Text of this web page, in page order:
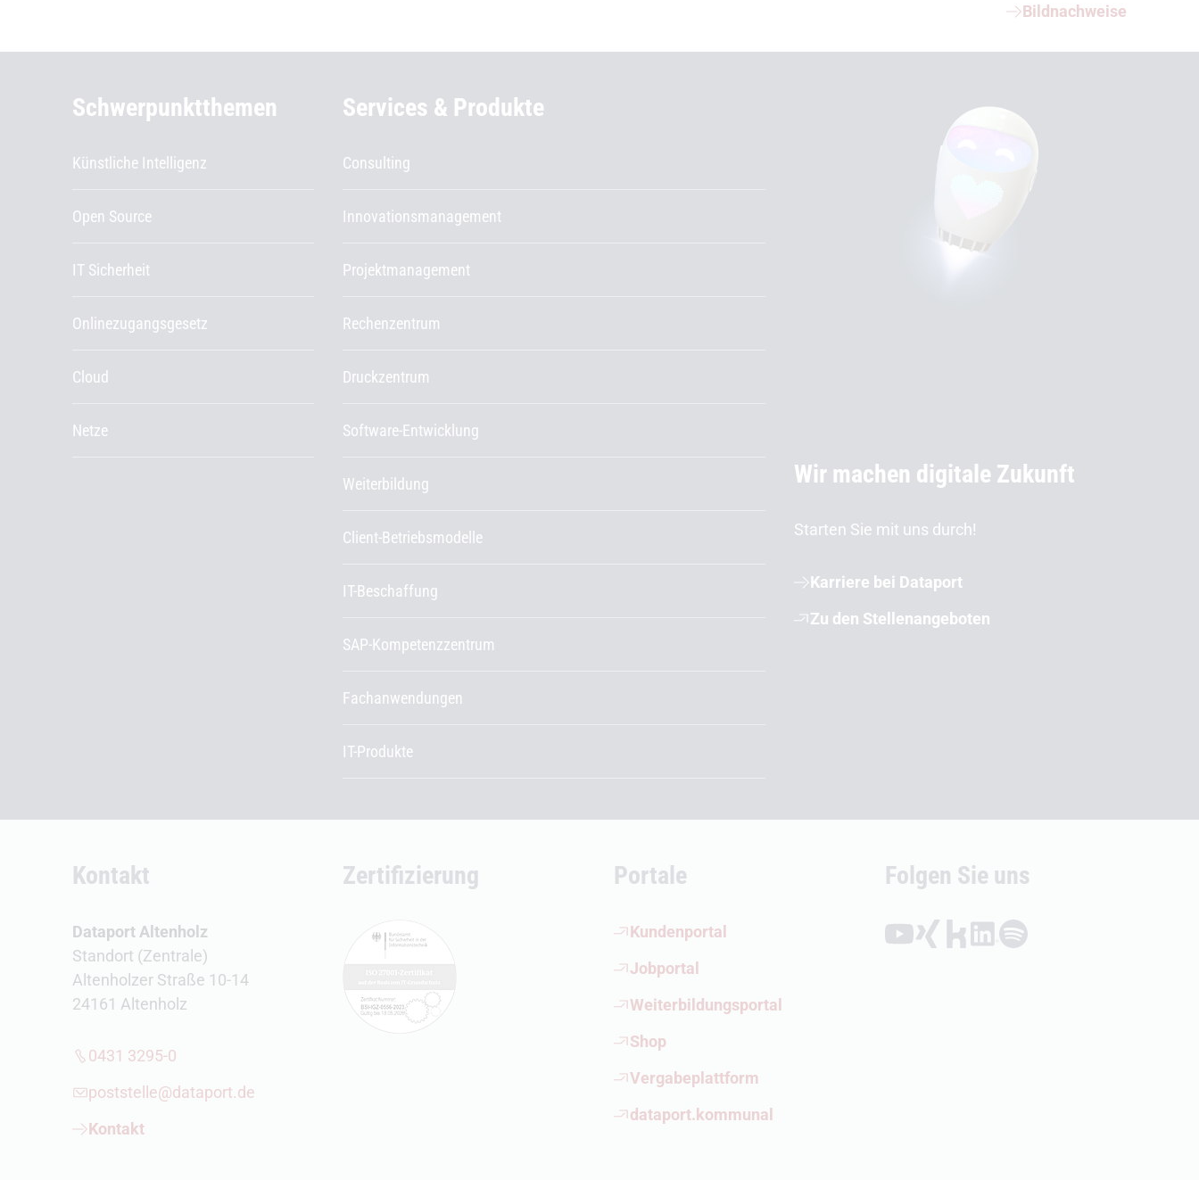
Bildnachweise
Schwerpunktthemen
Künstliche Intelligenz
Open Source
IT Sicherheit
Onlinezugangsgesetz
Cloud
Netze
Services & Produkte
Consulting
Innovationsmanagement
Projektmanagement
Rechenzentrum
Druckzentrum
Software-Entwicklung
Weiterbildung
Client-Betriebsmodelle
IT-Beschaffung
SAP-Kompetenzzentrum
Fachanwendungen
IT-Produkte
Wir machen digitale Zukunft
Starten Sie mit uns durch!
Karriere bei Dataport
Zu den Stellenangeboten
Kontakt
Dataport Altenholz
Standort (Zentrale)
Altenholzer Straße 10-14
24161 Altenholz
0431 3295-0
poststelle@dataport.de
Kontakt
Zertifizierung Portale
Kundenportal
(Öffnet externen Link)
Jobportal
(Öffnet externen Link)
Weiterbildungsportal
(Öffnet externen Link)
Shop
(Öffnet externen Link)
Vergabeplattform
(Öffnet externen Link)
dataport.kommunal
(Öffnet externen Link)
Folgen Sie uns
Folgen auf YouTube (Öffnet externen Link)
Folgen auf Xing (Öffnet externen Link)
Folgen auf Kununu (Öffnet externen
Folgen auf LinkedIn (Öffnet
Folgen auf Spotify (Öffnet